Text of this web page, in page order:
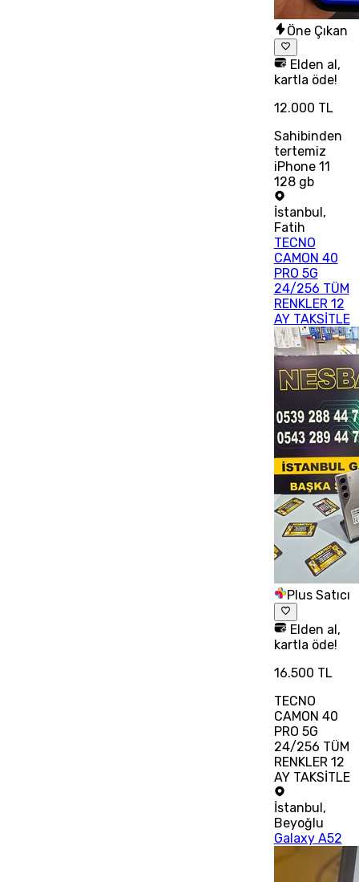
Öne Çıkan
Elden al,
kartla öde!
12.000 TL
Sahibinden
tertemiz
iPhone 11
128 gb
İstanbul ,
Fatih
TECNO
CAMON 40
PRO 5G
24/256 TÜM
RENKLER 12
AY TAKSİTLE
Plus Satıcı
Elden al,
kartla öde!
16.500 TL
TECNO
CAMON 40
PRO 5G
24/256 TÜM
RENKLER 12
AY TAKSİTLE
İstanbul,
Beyoğlu
Galaxy A52